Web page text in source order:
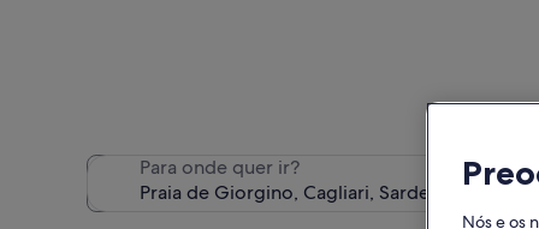
Encontrámos 1 052
Para onde quer ir?
Nós e os